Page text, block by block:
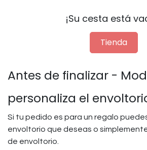
¡Su cesta está
Tienda
Antes de finalizar -
personaliza el
Si tu pedido es para un regalo
envoltorio que deseas o
de envoltorio.